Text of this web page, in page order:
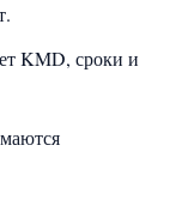
KMD, сроки и